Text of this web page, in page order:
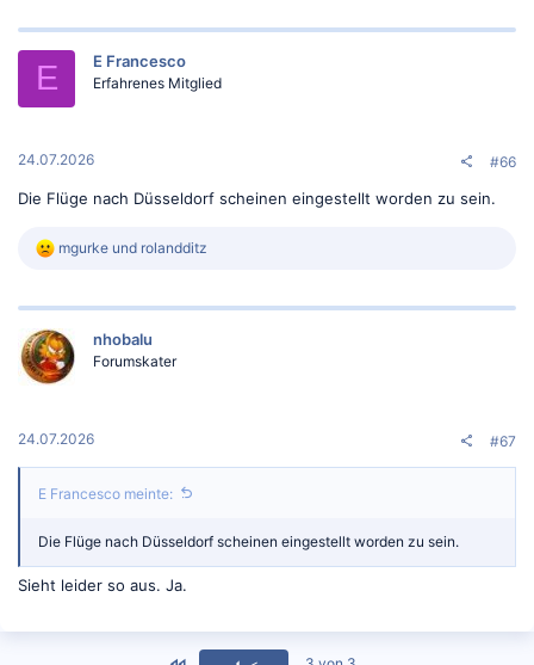
E E Francesco
Erfahrenes Mitglied
24.07.2026 #66
Die Flüge nach Düsseldorf scheinen eingestellt worden zu sein.
R
k
i
o
n
:
mgurke und rolandditz
nhobalu
Forumskater
24.07.2026 #67
E Francesco meinte:
Die Flüge nach Düsseldorf scheinen eingestellt worden zu sein.
Sieht leider so aus. Ja.